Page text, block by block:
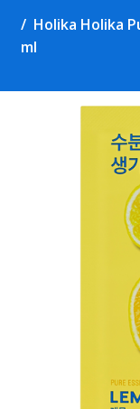
Holika Holika
ml